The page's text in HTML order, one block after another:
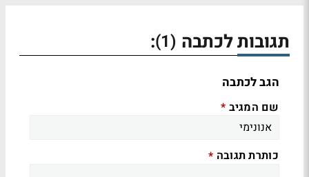
תגובות לכתבה (1)
:
הגב לכתבה
שם המגיב *
כותרת תגובה *